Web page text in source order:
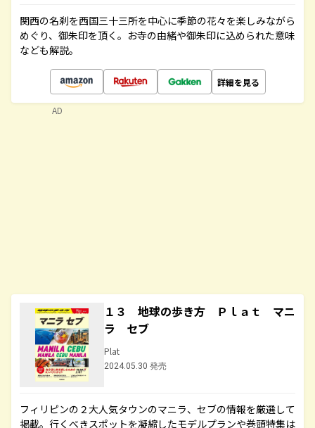
関西の名刹を西国三十三所を中心に季節の花々を楽しみながら
めぐり、御朱印を頂く。お寺の由緒や御朱印に込められた意味
なども解説。
詳細を見る
１３ 地球の歩き方 Ｐｌａｔ マニ
ラ セブ
Plat
2024.05.30 発売
フィリピンの２大人気タウンのマニラ、セブの情報を厳選して
掲載。行くべきスポットを凝縮したモデルプランや巻頭特集は
AD